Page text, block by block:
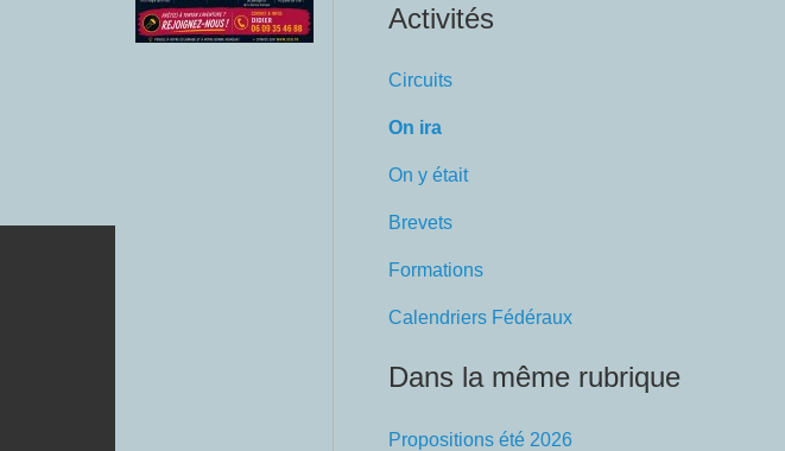
Activités
Circuits
On ira
On y était
Brevets
Formations
Calendriers Fédéraux
Dans la même rubrique
Propositions été 2026